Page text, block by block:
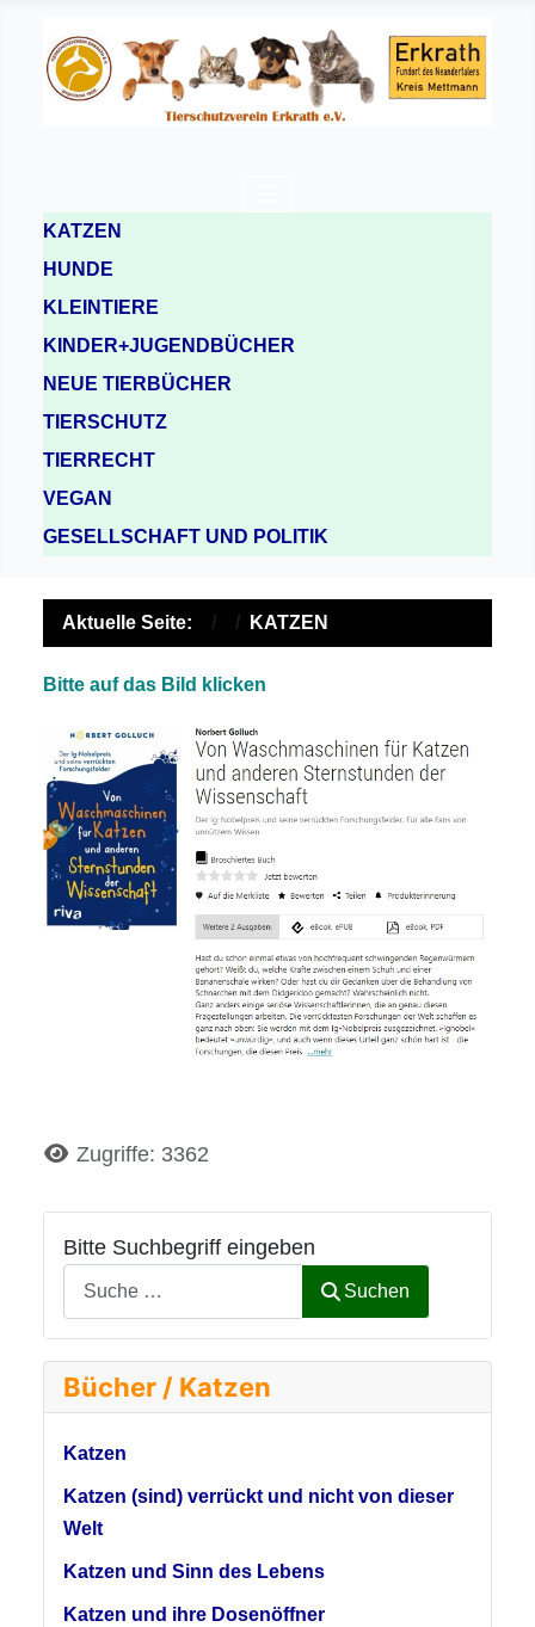
KATZEN
HUNDE
KLEINTIERE
KINDER+JUGENDBÜCHER
NEUE TIERBÜCHER
TIERSCHUTZ
TIERRECHT
VEGAN
GESELLSCHAFT UND POLITIK
Bitte Suchbegriff eingeben
Suchen
Bücher / Katzen
Katzen
Katzen (sind) verrückt und nicht von dieser
Welt
Katzen und Sinn des Lebens
Katzen und ihre Dosenöffner
Aktuelle Seite: KATZEN
Bitte auf das Bild klicken
DetailsZugriffe: 3362